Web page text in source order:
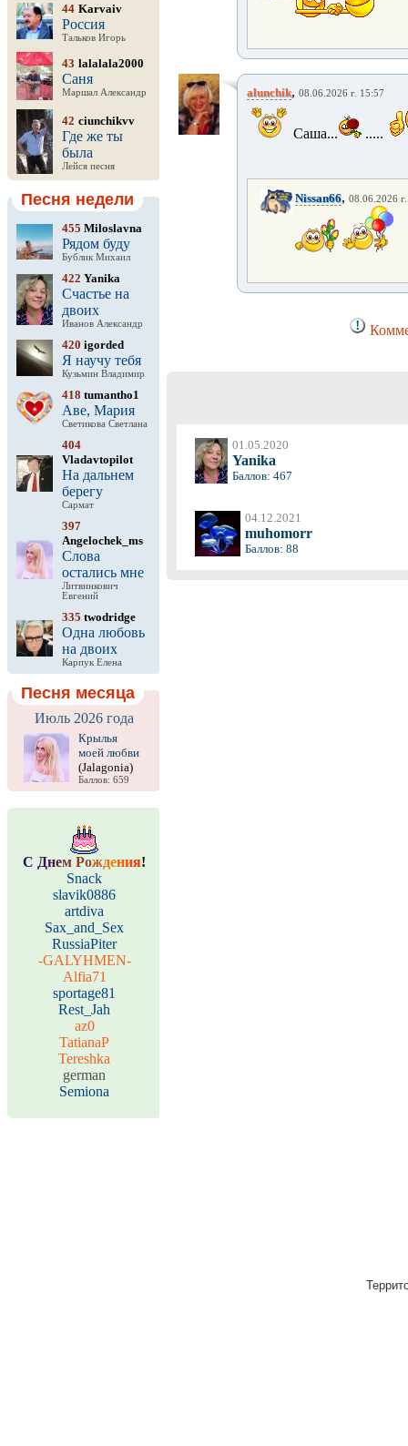
44 Karvaiv
Россия
Тальков Игорь
43 lalalala2000
Саня
Маршал Александр
42 ciunchikvv
Где же ты
была
Лейся песня
Песня недели
455 Miloslavna
Рядом буду
Бублик Михаил
422 Yanika
Счастье на
двоих
Иванов Александр
420 igorded
Я научу тебя
Кузьмин Владимир
418 tumantho1
Аве, Мария
Светикова Светлана
404
Vladavtopilot
На дальнем
берегу
Сармат
397
Angelochek_ms
Слова
остались мне
Литвинкович
Евгений
335 twodridge
Одна любовь
на двоих
Карпук Елена
Песня месяца
Июль 2026 года
Крылья
моей любви
(Jalagonia)
Баллов: 659
С Днем Рождения!
Snack
slavik0886
artdiva
Sax_and_Sex
RussiaPiter
-GALYHMEN-
Alfia71
sportage81
Rest_Jah
az0
TatianaP
Tereshka
german
Semiona
alunchik, 08.06.2026 г. 15:57
Саша... .....
Nissan66, 08.06.2026
01.05.2020
Yanika
Баллов: 467
04.12.2021
muhomorr
Баллов: 88